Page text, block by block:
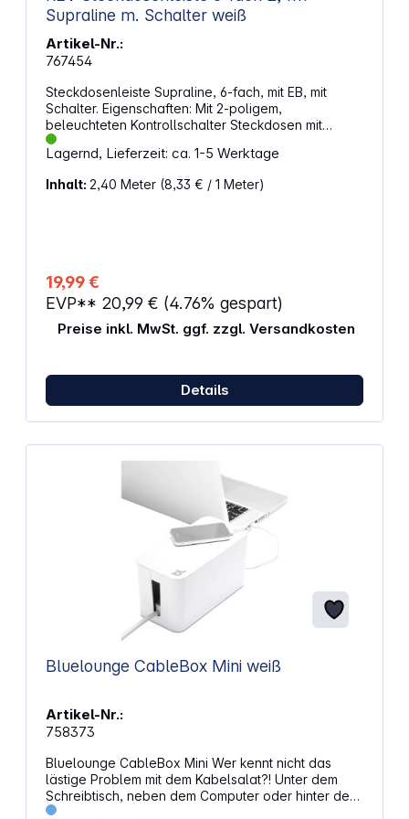
Supraline m. Schalter weiß
Artikel-Nr.:
767454
Steckdosenleiste Supraline, 6-fach, mit EB, mit
Schalter. Eigenschaften: Mit 2-poligem,
beleuchteten Kontrollschalter Steckdosen mit
erhöhtem Berührungsschutz Bruchfestes Gehäuse
aus Spezialkunststoff Leitungssafe zur
240 cm Für den Innenbereich Alle Supraline
Präsentationshaken kann entfernt werden
Leitungsaustritt nach beiden Seiten möglich
Ergonomischer Schutzkontaktstecker (gewinkelt)
Massive, leistungsfähige Stromkontakte
Kabelknickschutz integriert Abmessungen (B x H x
Lagernd, Lieferzeit: ca. 1-5 Werktage
Inhalt: 2,40 Meter (8,33 € / 1 Meter)
19,99 €
EVP** 20,99 € (4.76% gespart)
Preise inkl. MwSt. ggf. zzgl. Versandkosten
Details
Bluelounge CableBox Mini weiß
Artikel-Nr.:
758373
Bluelounge CableBox Mini Wer kennt nicht das
lästige Problem mit dem Kabelsalat?! Unter dem
Schreibtisch, neben dem Computer oder hinter der
Hi-Fi Anlage - überall diese herumliegenden,